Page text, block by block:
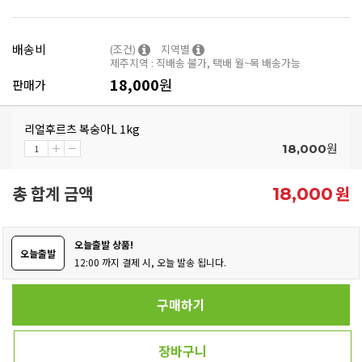
배송비 (조건)
지역별
제주지역 : 직배송 불가, 택배 월~목 배송가능
판매가 18,000원
리얼후르츠 복숭아L 1kg
18,000원
총 합계 금액 18,000원
오늘출발
오늘출발 상품!
12:00 까지 결제 시, 오늘 발송 됩니다.
구매하기
장바구니